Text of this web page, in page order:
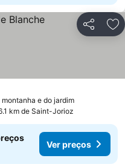
Partilhar
e do jardim
km de Saint-Jorioz
Ver preços